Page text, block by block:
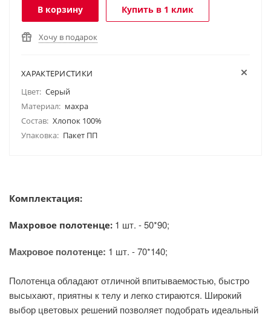
В корзину Купить в 1 клик
Хочу в подарок
ХАРАКТЕРИСТИКИ
Цвет: Серый
Материал: махра
Состав: Хлопок 100%
Упаковка: Пакет ПП
Комплектация:
Махровое полотенце: 1 шт. - 50*90;
Махровое полотенце: 1 шт. - 70*140;
Полотенца обладают отличной впитываемостью, быстро
высыхают, приятны к телу и легко стираются. Широкий
выбор цветовых решений позволяет подобрать идеальный